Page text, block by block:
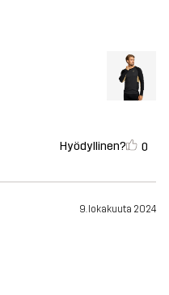
Hyödyllinen? 0
9. lokakuuta 2024